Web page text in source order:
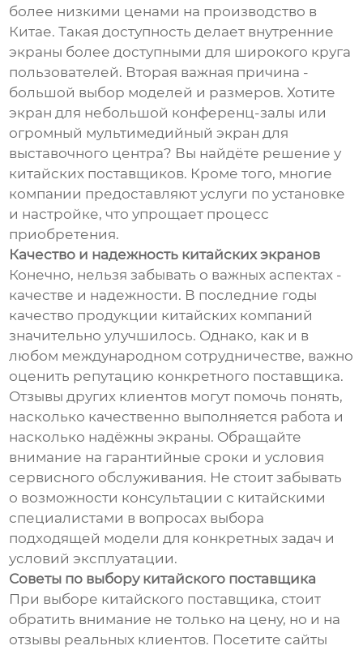
более низкими ценами на производство в
Китае. Такая доступность делает внутренние
экраны более доступными для широкого круга
пользователей. Вторая важная причина -
большой выбор моделей и размеров. Хотите
экран для небольшой конференц-залы или
огромный мультимедийный экран для
выставочного центра? Вы найдёте решение у
китайских поставщиков. Кроме того, многие
компании предоставляют услуги по установке
и настройке, что упрощает процесс
приобретения.
Качество и надежность китайских экранов
Конечно, нельзя забывать о важных аспектах -
качестве и надежности. В последние годы
качество продукции китайских компаний
значительно улучшилось. Однако, как и в
любом международном сотрудничестве, важно
оценить репутацию конкретного поставщика.
Отзывы других клиентов могут помочь понять,
насколько качественно выполняется работа и
насколько надёжны экраны. Обращайте
внимание на гарантийные сроки и условия
сервисного обслуживания. Не стоит забывать
о возможности консультации с китайскими
специалистами в вопросах выбора
подходящей модели для конкретных задач и
условий эксплуатации.
Советы по выбору китайского поставщика
При выборе китайского поставщика, стоит
обратить внимание не только на цену, но и на
отзывы реальных клиентов. Посетите сайты